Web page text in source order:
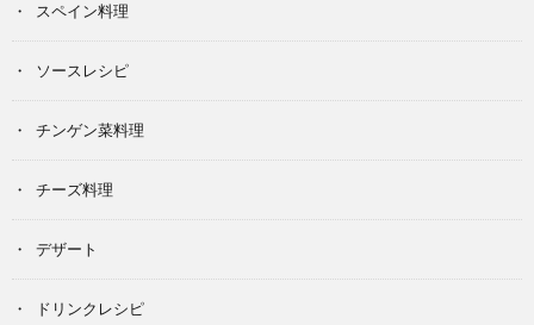
スペイン料理
ソースレシピ
チンゲン菜料理
チーズ料理
デザート
ドリンクレシピ